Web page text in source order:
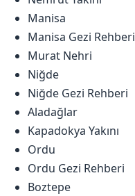
Manisa
Manisa Gezi Rehberi
Murat Nehri
Niğde
Niğde Gezi Rehberi
Aladağlar
Kapadokya Yakını
Ordu
Ordu Gezi Rehberi
Boztepe